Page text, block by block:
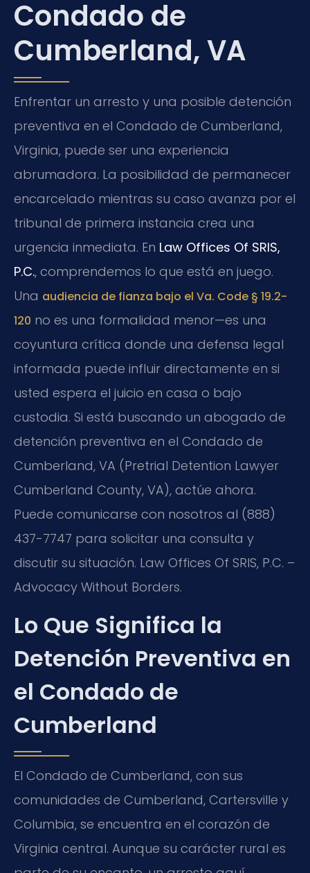
Condado de
Cumberland, VA
Enfrentar un arresto y una posible detención
preventiva en el Condado de Cumberland,
Virginia, puede ser una experiencia
abrumadora. La posibilidad de permanecer
encarcelado mientras su caso avanza por el
tribunal de primera instancia crea una
urgencia inmediata. En Law Offices Of SRIS,
P.C., comprendemos lo que está en juego.
Una audiencia de fianza bajo el Va. Code § 19.2-
120 no es una formalidad menor—es una
coyuntura crítica donde una defensa legal
informada puede influir directamente en si
usted espera el juicio en casa o bajo
custodia. Si está buscando un abogado de
detención preventiva en el Condado de
Cumberland, VA (Pretrial Detention Lawyer
Cumberland County, VA), actúe ahora.
Puede comunicarse con nosotros al (888)
437-7747 para solicitar una consulta y
discutir su situación. Law Offices Of SRIS, P.C. –
Advocacy Without Borders.
Lo Que Significa la
Detención Preventiva en
el Condado de
Cumberland
El Condado de Cumberland, con sus
comunidades de Cumberland, Cartersville y
Columbia, se encuentra en el corazón de
Virginia central. Aunque su carácter rural es